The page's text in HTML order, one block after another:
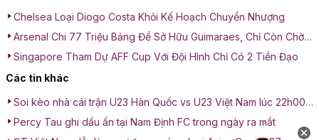
Chelsea Loại Diogo Costa Khỏi Kế Hoạch Chuyển Nhượng
Arsenal Chi 77 Triệu Bảng Để Sở Hữu Guimaraes, Chỉ Còn Chờ
Singapore Tham Dự AFF Cup Với Đội Hình Chỉ Có 2 Tiền Đạo
Các tin khác
Soi kèo nhà cái trận U23 Hàn Quốc vs U23 Việt Nam lúc 22h00
ngày 23/01: Cuộc chiến tranh hạng 3
Percy Tau ghi dấu ấn tại Nam Định FC trong ngày ra mắt